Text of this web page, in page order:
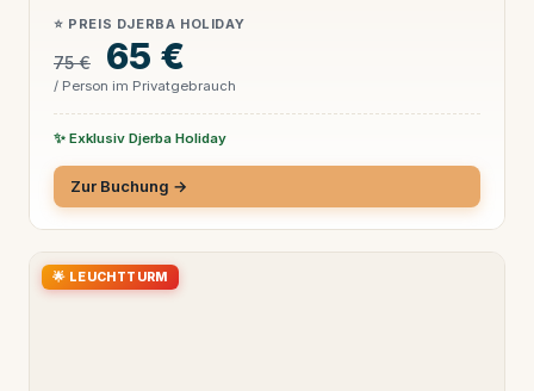
⭐ PREIS DJERBA HOLIDAY
75 € 65 €
/ Person im Privatgebrauch
✨ Exklusiv Djerba Holiday
Zur Buchung →
🌟 LEUCHTTURM